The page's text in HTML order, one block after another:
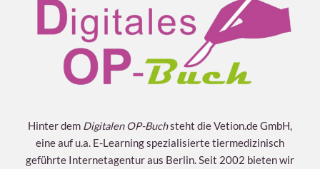
Instrumente
Lagerung und Vorbereitung
Hinter dem Digitalen OP-Buchsteht die Vetion.de GmbH,
eine auf u.a. E-Learning spezialisierte tiermedizinisch
geführte Internetagentur aus Berlin. Seit 2002 bieten wir